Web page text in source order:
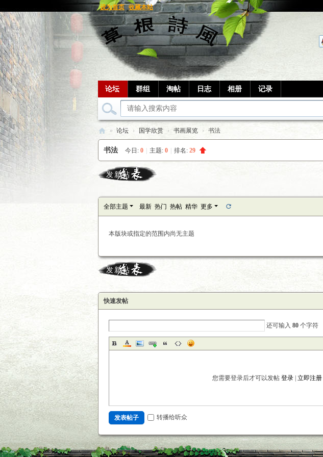
设为首页 收藏本站
论坛 群组 淘帖 日志 相册 记录
根
笔
» 论坛 › 国学欣赏 › 书画展览 › 书法
书法 今日: 0 主题: 0 排名: 29
发新帖
全部主题 最新 热门 热帖 精华 更多
本版块或指定的范围内尚无主题
发新帖
快速发帖
还可输入 80 个字符
您需要登录后才可以发帖 登录 立即注册
发表帖子 转播给听众